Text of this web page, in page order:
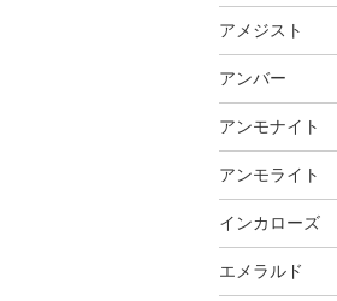
アメジスト
アンバー
アンモナイト
アンモライト
インカローズ
エメラルド